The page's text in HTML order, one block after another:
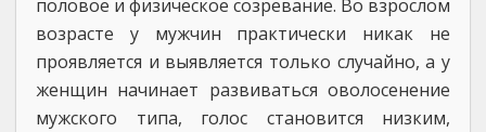
половое и физическое созревание. Во взрослом
возрасте у мужчин практически никак не
проявляется и выявляется только случайно, а у
женщин начинает развиваться оволосенение
мужского типа, голос становится низким,